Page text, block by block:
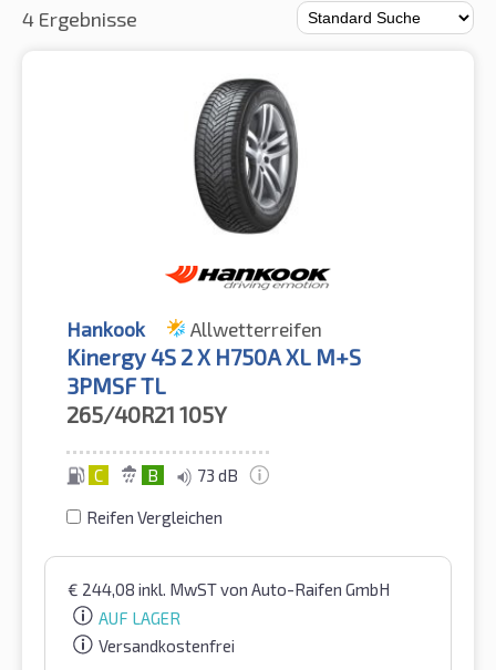
4 Ergebnisse
Hankook Allwetterreifen
Kinergy 4S 2 X H750A XL M+S
3PMSF TL
265/40R21 105Y
C B 73 dB
Reifen Vergleichen
€ 244,08 inkl. MwSTvon Auto-Raifen GmbH
AUF LAGER
Versandkostenfrei